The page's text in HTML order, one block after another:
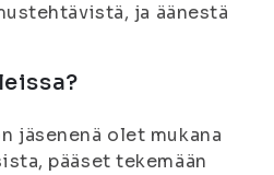
ja äänestä
jäsenenä olet mukana
pääset tekemään